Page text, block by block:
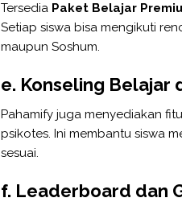
Tersedia Paket Belajar
Setiap siswa bisa mengikuti
maupun Soshum.
e. Konseling Belajar
Pahamify juga menyediakan
psikotes. Ini membantu siswa
sesuai.
f. Leaderboard dan